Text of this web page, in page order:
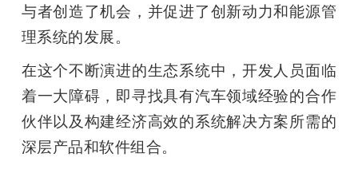
与者创造了机会，并促进了创新动力和能源管
理系统的发展。
在这个不断演进的生态系统中，开发人员面临
着一大障碍，即寻找具有汽车领域经验的合作
伙伴以及构建经济高效的系统解决方案所需的
深层产品和软件组合。